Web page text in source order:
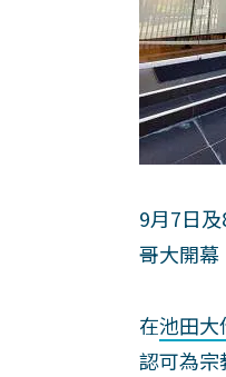
9月7日
哥大開幕
在池田大
認可為宗